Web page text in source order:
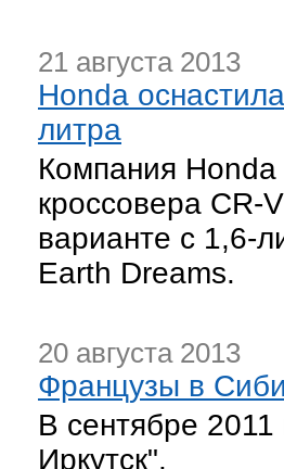
21 августа 2013
Honda
литра
Компания
кроссовера CR-
варианте с 1,6-
Earth Dreams.
20 августа 2013
Французы в
В сентябре
Иркутск".